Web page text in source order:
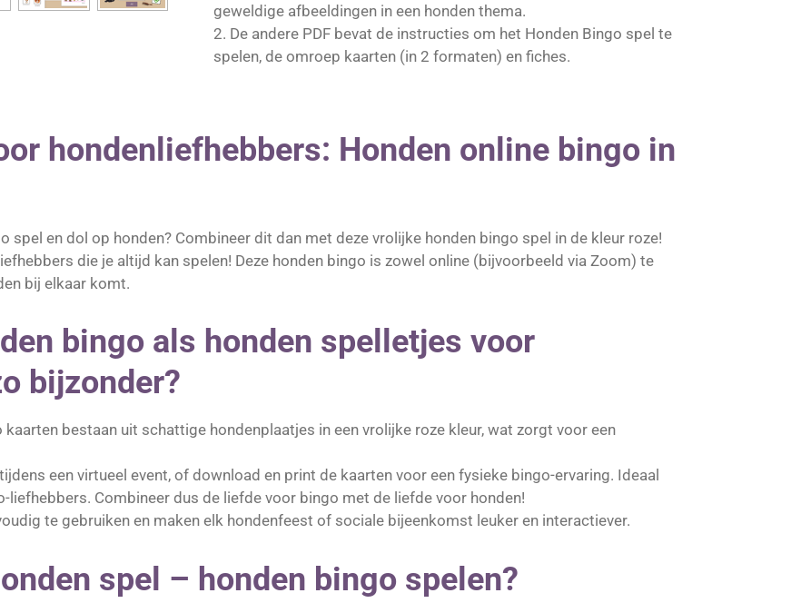
geweldige afbeeldingen in een honden thema.
2. De andere PDF bevat de instructies om het Honden Bingo spel te
spelen, de omroep kaarten (in 2 formaten) en fiches.
hondenliefhebbers: Honden online bingo in
spel en dol op honden? Combineer dit dan met deze vrolijke honden bingo spel in de kleur roze!
die je altijd kan spelen! Deze honden bingo is zowel online (bijvoorbeeld via Zoom) te
bij elkaar komt.
bingo als honden spelletjes voor
bijzonder?
kaarten bestaan uit schattige hondenplaatjes in een vrolijke roze kleur, wat zorgt voor een
een virtueel event, of download en print de kaarten voor een fysieke bingo-ervaring. Ideaal
Combineer dus de liefde voor bingo met de liefde voor honden!
te gebruiken en maken elk hondenfeest of sociale bijeenkomst leuker en interactiever.
spel – honden bingo spelen?